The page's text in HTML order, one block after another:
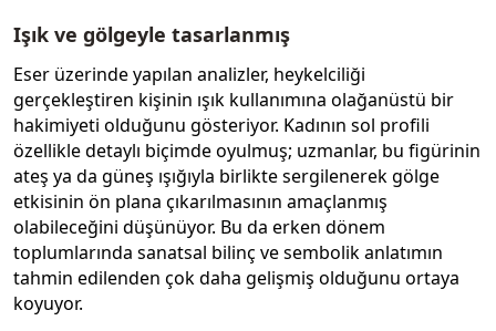
Işık ve gölgeyle tasarlanmış
Eser üzerinde yapılan analizler, heykelciliği
gerçekleştiren kişinin ışık kullanımına olağanüstü bir
hakimiyeti olduğunu gösteriyor. Kadının sol profili
özellikle detaylı biçimde oyulmuş; uzmanlar, bu figürinin
ateş ya da güneş ışığıyla birlikte sergilenerek gölge
etkisinin ön plana çıkarılmasının amaçlanmış
olabileceğini düşünüyor. Bu da erken dönem
toplumlarında sanatsal bilinç ve sembolik anlatımın
tahmin edilenden çok daha gelişmiş olduğunu ortaya
koyuyor.